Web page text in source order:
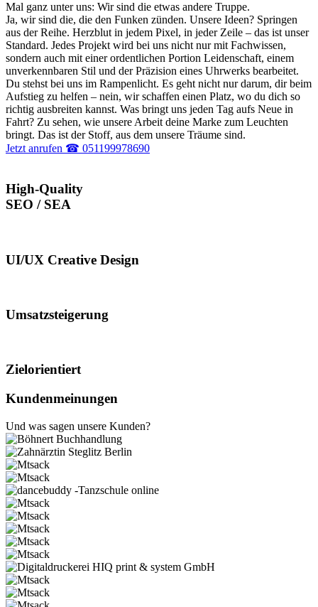
Mal ganz unter uns: Wir sind die etwas andere Truppe.
Ja, wir sind die, die den Funken zünden. Unsere Ideen? Springen
aus der Reihe. Herzblut in jedem Pixel, in jeder Zeile – das ist unser
Standard. Jedes Projekt wird bei uns nicht nur mit Fachwissen,
sondern auch mit einer ordentlichen Portion Leidenschaft, einem
unverkennbaren Stil und der Präzision eines Uhrwerks bearbeitet.
Du stehst bei uns im Rampenlicht. Es geht nicht nur darum, dir beim
Aufstieg zu helfen – nein, wir schaffen einen Platz, wo du dich so
richtig ausbreiten kannst. Was bringt uns jeden Tag aufs Neue in
Fahrt? Zu sehen, wie unsere Arbeit deine Marke zum Leuchten
bringt. Das ist der Stoff, aus dem unsere Träume sind.
Jetzt anrufen ☎ 051199978690
High-Quality
SEO / SEA
UI/UX Creative Design
Umsatzsteigerung
Zielorientiert
Kundenmeinungen
Und was sagen unsere Kunden?